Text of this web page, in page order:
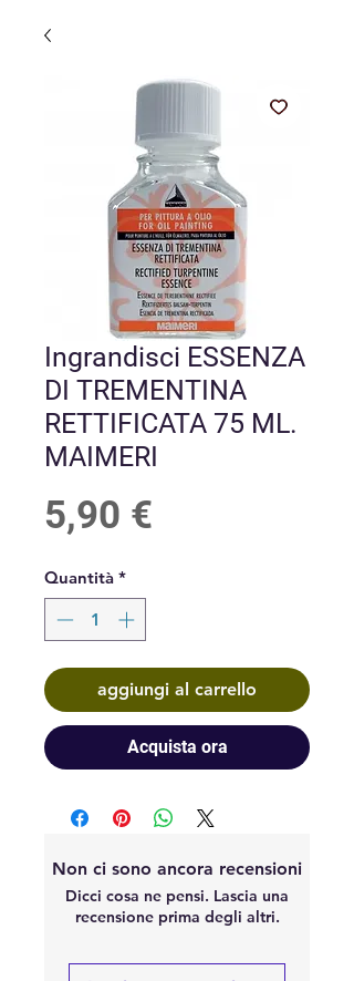
Ingrandisci ESSENZA
DI TREMENTINA
RETTIFICATA 75 ML.
MAIMERI
5,90 €
Quantità *
aggiungi al carrello
Acquista ora
Non ci sono ancora recensioni
Dicci cosa ne pensi. Lascia una
recensione prima degli altri.